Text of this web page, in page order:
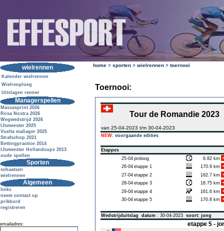
wielrennen
Kalender wielrennen
Wielrenploeg
Uitslagen renner
Managerspellen
Massasprint 2026
Rosa Nostra 2026
Wegwedstrijd 2026
IJsmeester 2025
Vuelta mañager 2025
Strafschop 2021
Bettingpractice 2014
IJsmeester Hollandcups 2013
oude spellen
Sporten
schaatsen
wielrennen
Algemeen
links
neem contact op
prikbord
registreren
emailadres:
home > sporten > wielrennen > toernooi
Toernooi:
Tour de Romandie 2023
van 25-04-2023 t/m 30-04-2023
NEW: voorgaande edities
Etappes
25-04 proloog
6.82 km
26-04 etappe 1
170.9 km
27-04 etappe 2
162.7 km
28-04 etappe 3
18.75 km
29-04 etappe 4
161.6 km
30-04 etappe 5 170.8 km
Wedstrijduitslag datum : 30-04-2023 soort: jong
etappe 5 -